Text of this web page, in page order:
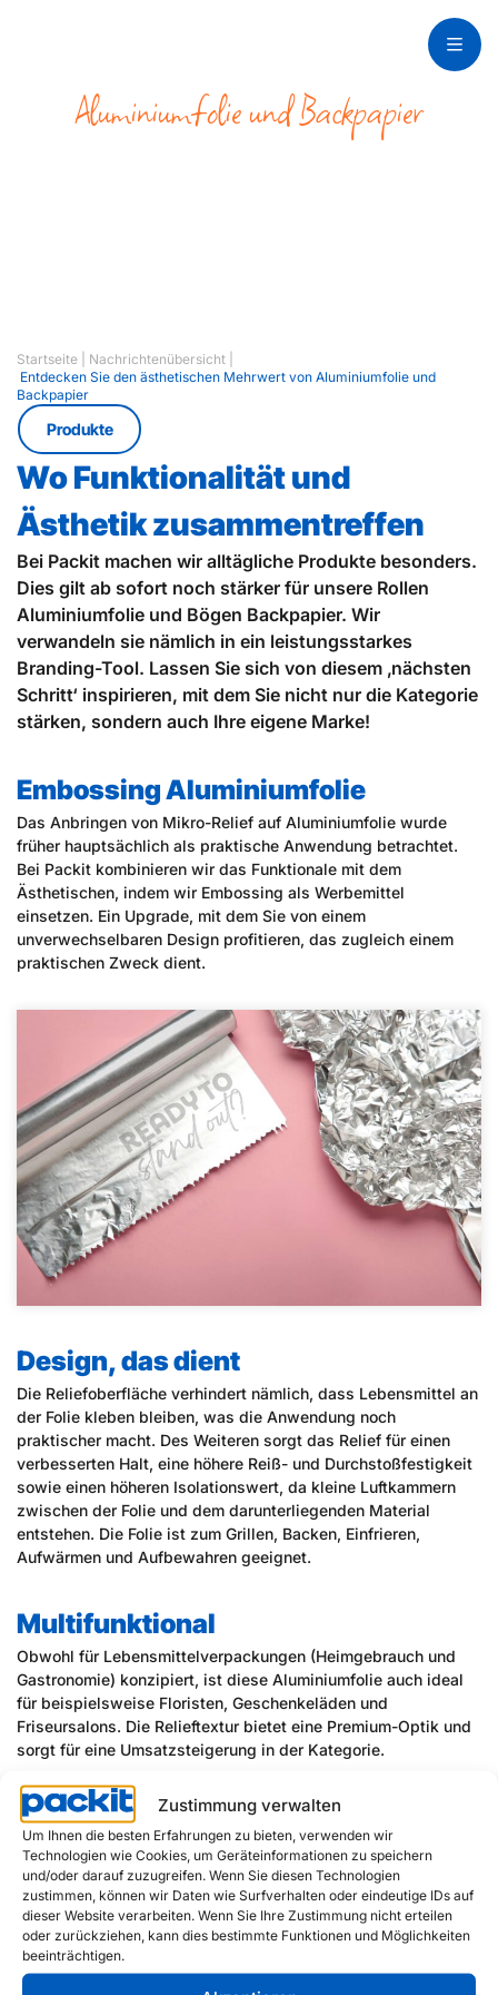
Zustimmung verwalten
Um Ihnen die besten Erfahrungen zu bieten, verwenden wir
Technologien wie Cookies, um Geräteinformationen zu speichern
und/oder darauf zuzugreifen. Wenn Sie diesen Technologien
zustimmen, können wir Daten wie Surfverhalten oder eindeutige IDs auf
dieser Website verarbeiten. Wenn Sie Ihre Zustimmung nicht erteilen
oder zurückziehen, kann dies bestimmte Funktionen und Möglichkeiten
beeinträchtigen.
Aluminiumfolie und Backpapier
Startseite Nachrichtenübersicht
Entdecken Sie den ästhetischen Mehrwert von Aluminiumfolie und
Backpapier
Produkte
Wo Funktionalität und
Ästhetik zusammentreffen
Bei Packit machen wir alltägliche Produkte besonders.
Dies gilt ab sofort noch stärker für unsere Rollen
Aluminiumfolie und Bögen Backpapier. Wir
verwandeln sie nämlich in ein leistungsstarkes
Branding-Tool. Lassen Sie sich von diesem ‚nächsten
Schritt‘ inspirieren, mit dem Sie nicht nur die Kategorie
stärken, sondern auch Ihre eigene Marke!
Embossing Aluminiumfolie
Das Anbringen von Mikro-Relief auf Aluminiumfolie wurde
früher hauptsächlich als praktische Anwendung betrachtet.
Bei Packit kombinieren wir das Funktionale mit dem
Ästhetischen, indem wir Embossing als Werbemittel
einsetzen. Ein Upgrade, mit dem Sie von einem
unverwechselbaren Design profitieren, das zugleich einem
praktischen Zweck dient.
Design, das dient
Die Reliefoberfläche verhindert nämlich, dass Lebensmittel an
der Folie kleben bleiben, was die Anwendung noch
praktischer macht. Des Weiteren sorgt das Relief für einen
verbesserten Halt, eine höhere Reiß- und Durchstoßfestigkeit
sowie einen höheren Isolationswert, da kleine Luftkammern
zwischen der Folie und dem darunterliegenden Material
entstehen. Die Folie ist zum Grillen, Backen, Einfrieren,
Aufwärmen und Aufbewahren geeignet.
Multifunktional
Obwohl für Lebensmittelverpackungen (Heimgebrauch und
Gastronomie) konzipiert, ist diese Aluminiumfolie auch ideal
für beispielsweise Floristen, Geschenkeläden und
Friseursalons. Die Relieftextur bietet eine Premium-Optik und
sorgt für eine Umsatzsteigerung in der Kategorie.
Von der „Unterlage“ zu Top of Mind
Eine weitere Möglichkeit, aufzufallen und Gerichten sowie
Backkreationen Atmosphäre zu verleihen, ist unser
bedrucktes Backpapier. Ideal, um beispielsweise Hamburger,
Pommes, Sandwiches, Donuts, Waffeln und Gebäck
einzuwickeln oder als Unterlage in Körben, Pizzakartons, auf
Tellern oder Tabletts.